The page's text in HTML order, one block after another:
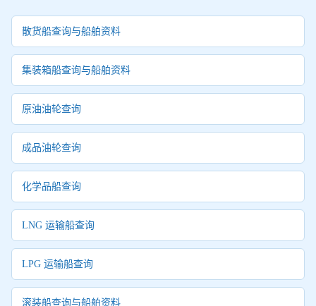
散货船查询与船舶资料
集装箱船查询与船舶资料
原油油轮查询
成品油轮查询
化学品船查询
LNG 运输船查询
LPG 运输船查询
滚装船查询与船舶资料